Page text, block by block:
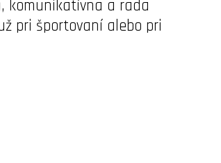
komunikatívna a rada
pri športovaní alebo pri